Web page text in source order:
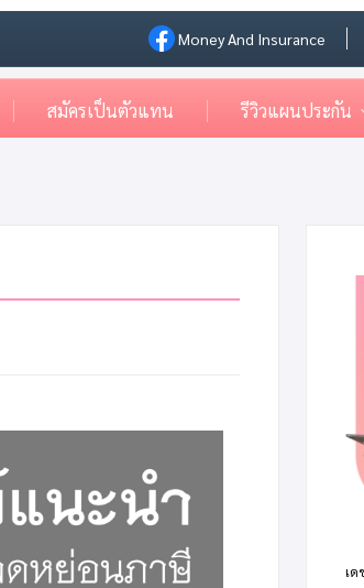
Money And Insurance
สมัครเป็นตัวแทน รีวิวแผนประกัน
เด